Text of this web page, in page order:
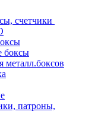
счетчики
боксы
металл.боксов
патроны,